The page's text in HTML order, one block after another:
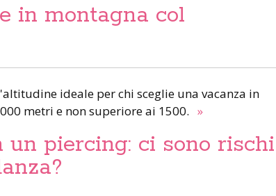
in montagna col
ideale per chi sceglie una vacanza in
metri e non superiore ai 1500. »
un piercing: ci sono rischi